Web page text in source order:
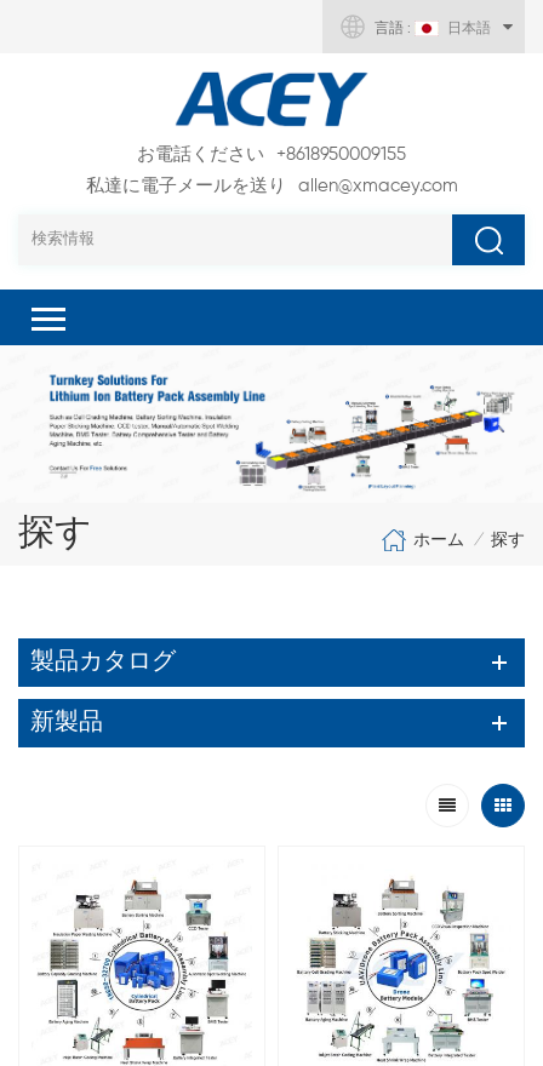
言語 : 日本語
お電話ください
+8618950009155
私達に電子メールを送り
allen@xmacey.com
探す ホーム / 探す
製品カタログ
新製品